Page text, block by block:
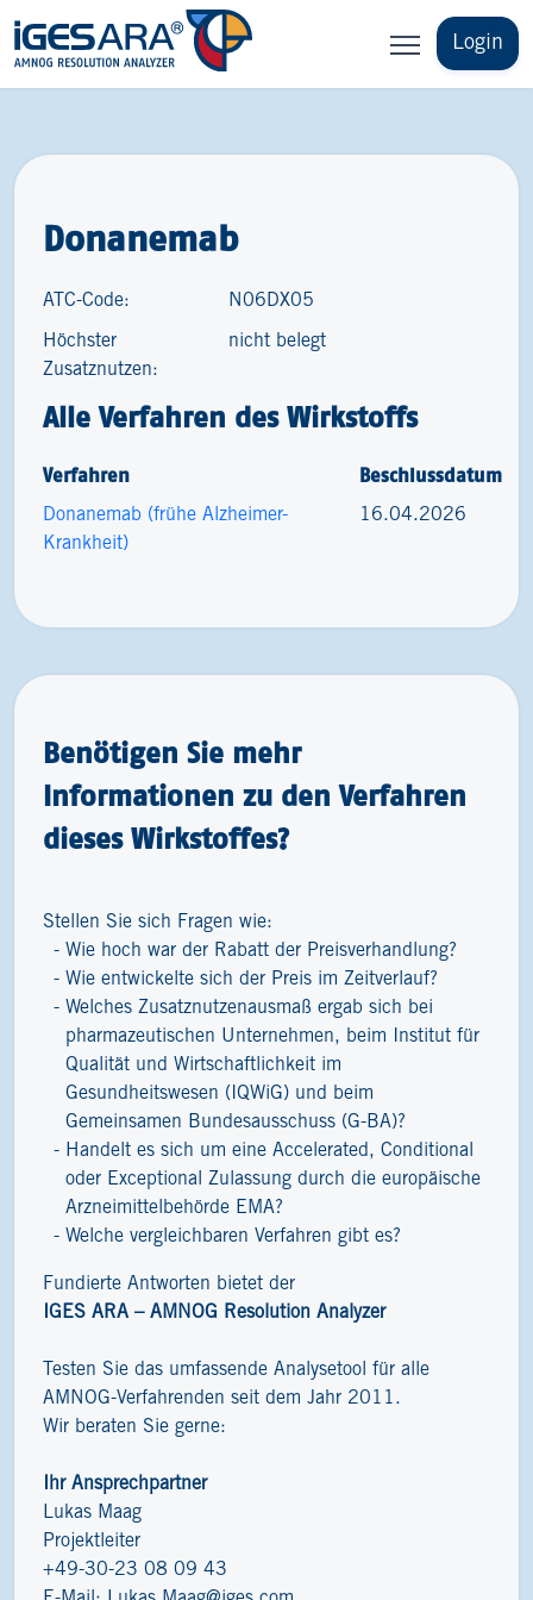
Login
Donanemab
ATC-Code: N06DX05
Höchster
Zusatznutzen:
nicht belegt
Alle Verfahren des Wirkstoffs
Verfahren Beschlussdatum
Donanemab (frühe Alzheimer-
Krankheit)
16.04.2026
Benötigen Sie mehr
Informationen zu den Verfahren
dieses Wirkstoffes?
Stellen Sie sich Fragen wie:
Wie hoch war der Rabatt der Preisverhandlung?
Wie entwickelte sich der Preis im Zeitverlauf?
Welches Zusatznutzenausmaß ergab sich bei
pharmazeutischen Unternehmen, beim Institut für
Qualität und Wirtschaftlichkeit im
Gesundheitswesen (IQWiG) und beim
Gemeinsamen Bundesausschuss (G-BA)?
Handelt es sich um eine Accelerated, Conditional
oder Exceptional Zulassung durch die europäische
Arzneimittelbehörde EMA?
Welche vergleichbaren Verfahren gibt es?
Fundierte Antworten bietet der
IGES ARA – AMNOG Resolution Analyzer
Testen Sie das umfassende Analysetool für alle
AMNOG-Verfahrenden seit dem Jahr 2011.
Wir beraten Sie gerne:
Ihr Ansprechpartner
Lukas Maag
Projektleiter
+49-30-23 08 09 43